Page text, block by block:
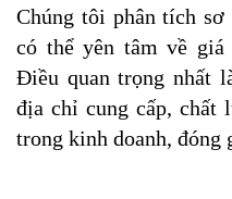
Chúng tôi phân tích sơ
có thể yên tâm về giá
Điều quan trọng nhất
địa chỉ cung cấp, chất
trong kinh doanh, đóng